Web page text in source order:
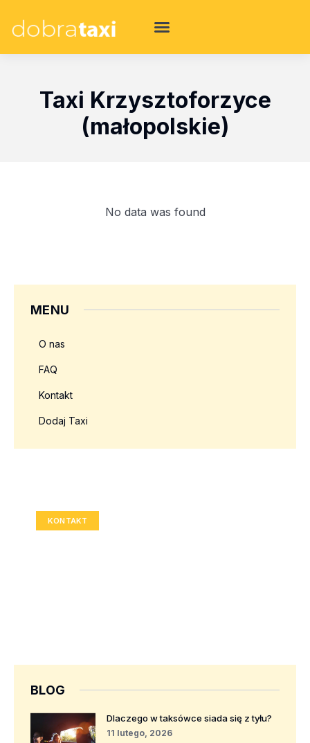
Taxi Krzysztoforzyce
(małopolskie)
No data was found
MENU
O nas
FAQ
Kontakt
Dodaj Taxi
KONTAKT
BLOG
Dlaczego w taksówce siada się z tyłu?
11 lutego, 2026